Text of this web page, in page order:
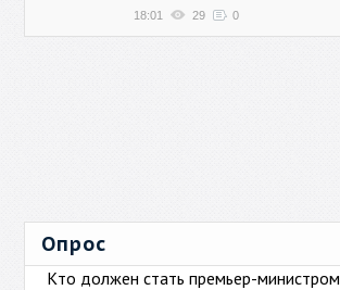
18:01 29 0
Опрос
Кто должен стать премьер-министром